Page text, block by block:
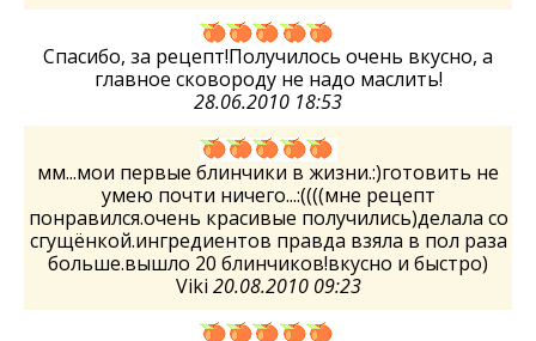
Спасибо, за рецепт!Получилось очень вкусно, а
главное сковороду не надо маслить!
28.06.2010 18:53
мм...мои первые блинчики в жизни.:)готовить не
умею почти ничего...:((((мне рецепт
понравился.очень красивые получились)делала со
сгущёнкой.ингредиентов правда взяла в пол раза
больше.вышло 20 блинчиков!вкусно и быстро)
Viki 20.08.2010 09:23